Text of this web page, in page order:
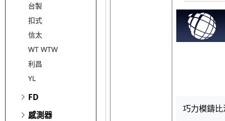
台製
扣式
信太
WT WTW
利昌
YL
FD
感測器
巧力模鑄